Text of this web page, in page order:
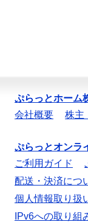
ぷらっとホーム
会社概要
株主
ぷらっとオンラ
ご利用ガイド
配送・決済につ
個人情報取り扱
IPv6への取り組